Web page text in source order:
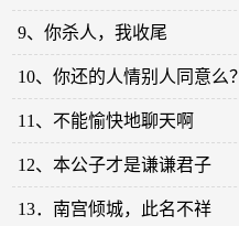
9、你杀人，我收尾
10、你还的人情别人同意么？
11、不能愉快地聊天啊
12、本公子才是谦谦君子
13．南宫倾城，此名不祥